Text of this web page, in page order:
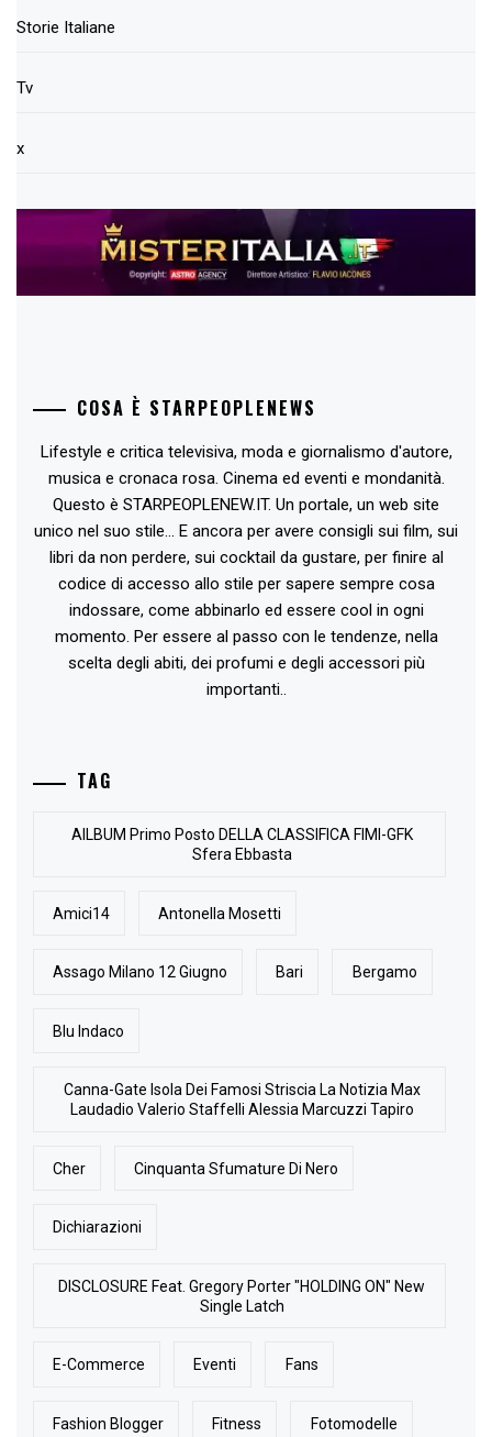
Storie Italiane
Tv
x
COSA È STARPEOPLENEWS
Lifestyle e critica televisiva, moda e giornalismo d'autore,
musica e cronaca rosa. Cinema ed eventi e mondanità.
Questo è STARPEOPLENEW.IT. Un portale, un web site
unico nel suo stile... E ancora per avere consigli sui film, sui
libri da non perdere, sui cocktail da gustare, per finire al
codice di accesso allo stile per sapere sempre cosa
indossare, come abbinarlo ed essere cool in ogni
momento. Per essere al passo con le tendenze, nella
scelta degli abiti, dei profumi e degli accessori più
importanti..
TAG
AlLBUM Primo Posto DELLA CLASSIFICA FIMI-GFK
Sfera Ebbasta
Amici14 Antonella Mosetti
Assago Milano 12 Giugno Bari Bergamo
Blu Indaco
Canna-Gate Isola Dei Famosi Striscia La Notizia Max
Laudadio Valerio Staffelli Alessia Marcuzzi Tapiro
Cher Cinquanta Sfumature Di Nero
Dichiarazioni
DISCLOSURE Feat. Gregory Porter "HOLDING ON" New
Single Latch
E-Commerce Eventi Fans
Fashion Blogger Fitness Fotomodelle